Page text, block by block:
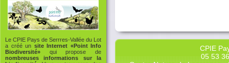
Le CPIE Pays de Serrres-Vallée du Lot
a créé un site Internet «Point Info
Biodiversité» qui propose de
nombreuses informations sur la
CPIE
05 53